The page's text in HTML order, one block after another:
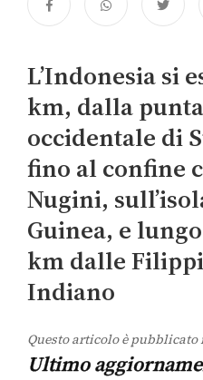
L’Indonesia si
km, dalla
occidentale di
fino al confine
Nugini,
Guinea, e
km dalle
Indiano
Questo articolo è pubblicato
Ultimo